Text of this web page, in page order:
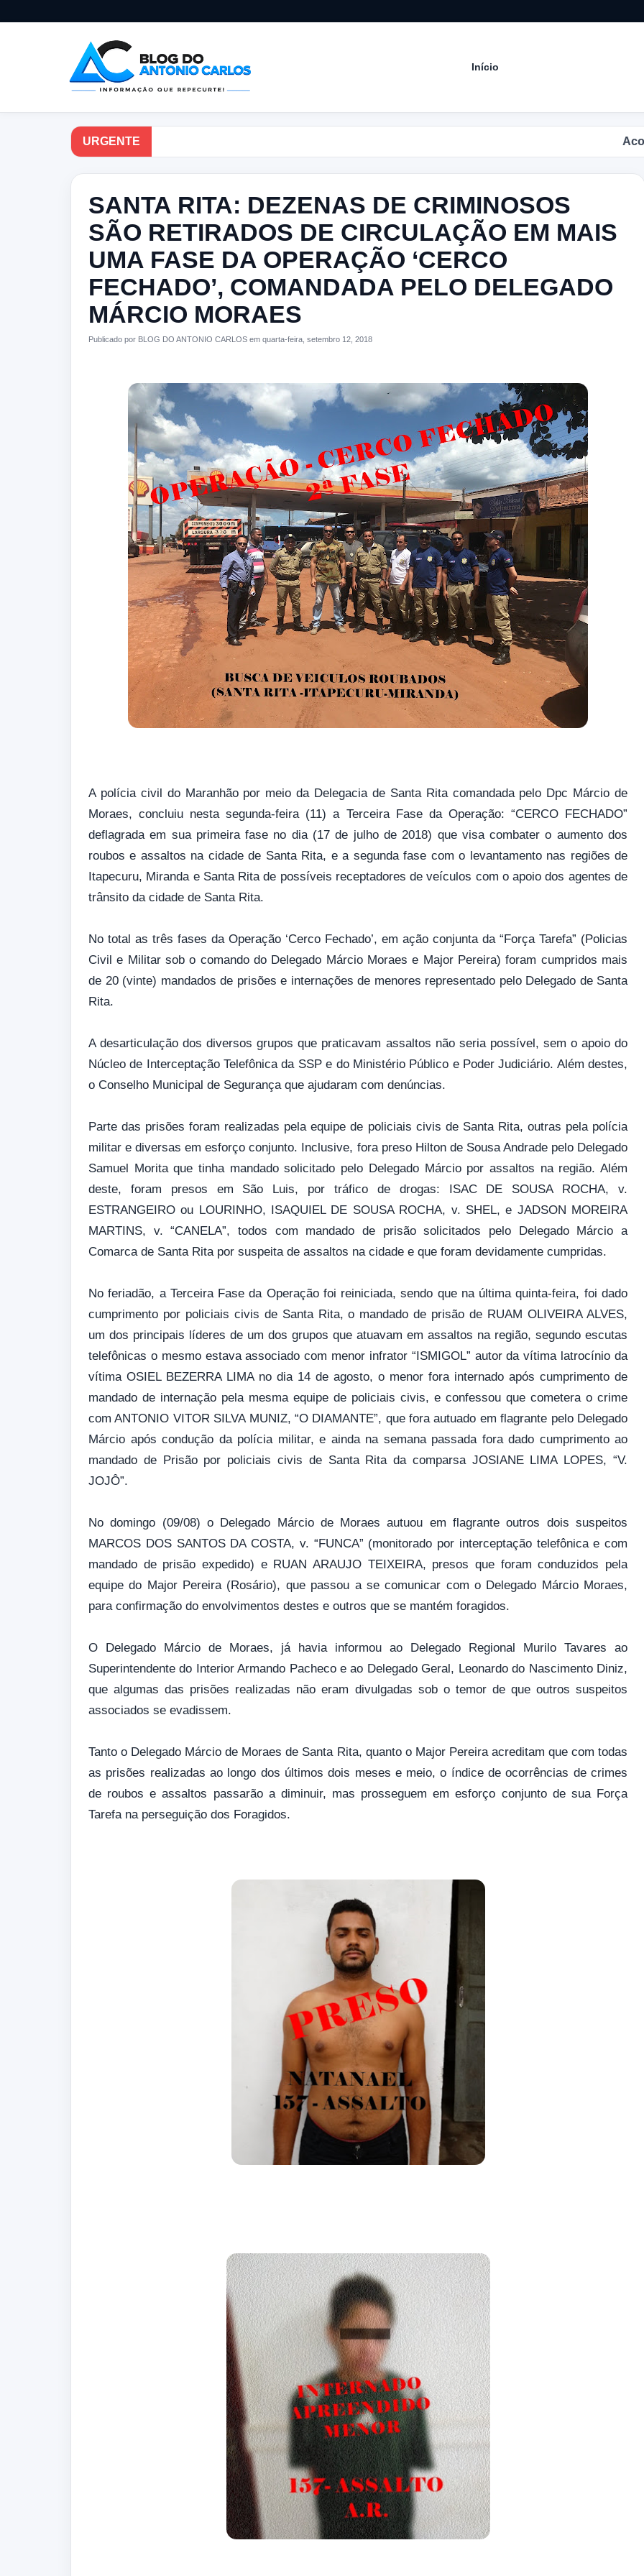
Início
URGENTE
SANTA RITA: DEZENAS DE CRIMINOSOS
SÃO RETIRADOS DE CIRCULAÇÃO EM MAIS
UMA FASE DA OPERAÇÃO ‘CERCO
FECHADO’, COMANDADA PELO DELEGADO
MÁRCIO MORAES
Publicado por BLOG DO ANTONIO CARLOS em quarta-feira, setembro 12, 2018
A polícia civil do Maranhão por meio da Delegacia de Santa Rita comandada pelo Dpc Márcio de
Moraes, concluiu nesta segunda-feira (11) a Terceira Fase da Operação: “CERCO FECHADO”
deflagrada em sua primeira fase no dia (17 de julho de 2018) que visa combater o aumento dos
roubos e assaltos na cidade de Santa Rita, e a segunda fase com o levantamento nas regiões de
Itapecuru, Miranda e Santa Rita de possíveis receptadores de veículos com o apoio dos agentes de
trânsito da cidade de Santa Rita.
No total as três fases da Operação ‘Cerco Fechado’, em ação conjunta da “Força Tarefa” (Policias
Civil e Militar sob o comando do Delegado Márcio Moraes e Major Pereira) foram cumpridos mais
de 20 (vinte) mandados de prisões e internações de menores representado pelo Delegado de Santa
Rita.
A desarticulação dos diversos grupos que praticavam assaltos não seria possível, sem o apoio do
Núcleo de Interceptação Telefônica da SSP e do Ministério Público e Poder Judiciário. Além destes,
o Conselho Municipal de Segurança que ajudaram com denúncias.
Parte das prisões foram realizadas pela equipe de policiais civis de Santa Rita, outras pela polícia
militar e diversas em esforço conjunto. Inclusive, fora preso Hilton de Sousa Andrade pelo Delegado
Samuel Morita que tinha mandado solicitado pelo Delegado Márcio por assaltos na região. Além
deste, foram presos em São Luis, por tráfico de drogas: ISAC DE SOUSA ROCHA, v.
ESTRANGEIRO ou LOURINHO, ISAQUIEL DE SOUSA ROCHA, v. SHEL, e JADSON MOREIRA
MARTINS, v. “CANELA”, todos com mandado de prisão solicitados pelo Delegado Márcio a
Comarca de Santa Rita por suspeita de assaltos na cidade e que foram devidamente cumpridas.
No feriadão, a Terceira Fase da Operação foi reiniciada, sendo que na última quinta-feira, foi dado
cumprimento por policiais civis de Santa Rita, o mandado de prisão de RUAM OLIVEIRA ALVES,
um dos principais líderes de um dos grupos que atuavam em assaltos na região, segundo escutas
telefônicas o mesmo estava associado com menor infrator “ISMIGOL” autor da vítima latrocínio da
vítima OSIEL BEZERRA LIMA no dia 14 de agosto, o menor fora internado após cumprimento de
mandado de internação pela mesma equipe de policiais civis, e confessou que cometera o crime
com ANTONIO VITOR SILVA MUNIZ, “O DIAMANTE”, que fora autuado em flagrante pelo Delegado
Márcio após condução da polícia militar, e ainda na semana passada fora dado cumprimento ao
mandado de Prisão por policiais civis de Santa Rita da comparsa JOSIANE LIMA LOPES, “V.
JOJÔ”.
No domingo (09/08) o Delegado Márcio de Moraes autuou em flagrante outros dois suspeitos
MARCOS DOS SANTOS DA COSTA, v. “FUNCA” (monitorado por interceptação telefônica e com
mandado de prisão expedido) e RUAN ARAUJO TEIXEIRA, presos que foram conduzidos pela
equipe do Major Pereira (Rosário), que passou a se comunicar com o Delegado Márcio Moraes,
para confirmação do envolvimentos destes e outros que se mantém foragidos.
O Delegado Márcio de Moraes, já havia informou ao Delegado Regional Murilo Tavares ao
Superintendente do Interior Armando Pacheco e ao Delegado Geral, Leonardo do Nascimento Diniz,
que algumas das prisões realizadas não eram divulgadas sob o temor de que outros suspeitos
associados se evadissem.
Tanto o Delegado Márcio de Moraes de Santa Rita, quanto o Major Pereira acreditam que com todas
as prisões realizadas ao longo dos últimos dois meses e meio, o índice de ocorrências de crimes
de roubos e assaltos passarão a diminuir, mas prosseguem em esforço conjunto de sua Força
Tarefa na perseguição dos Foragidos.